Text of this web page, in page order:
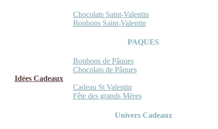
Chocolats Saint-Valentin
Bonbons Saint-Valentin
PAQUES
Bonbons de Pâques
Chocolats de Pâques
Idées Cadeaux
Cadeau St Valentin
Fête des grands Mères
Univers Cadeaux